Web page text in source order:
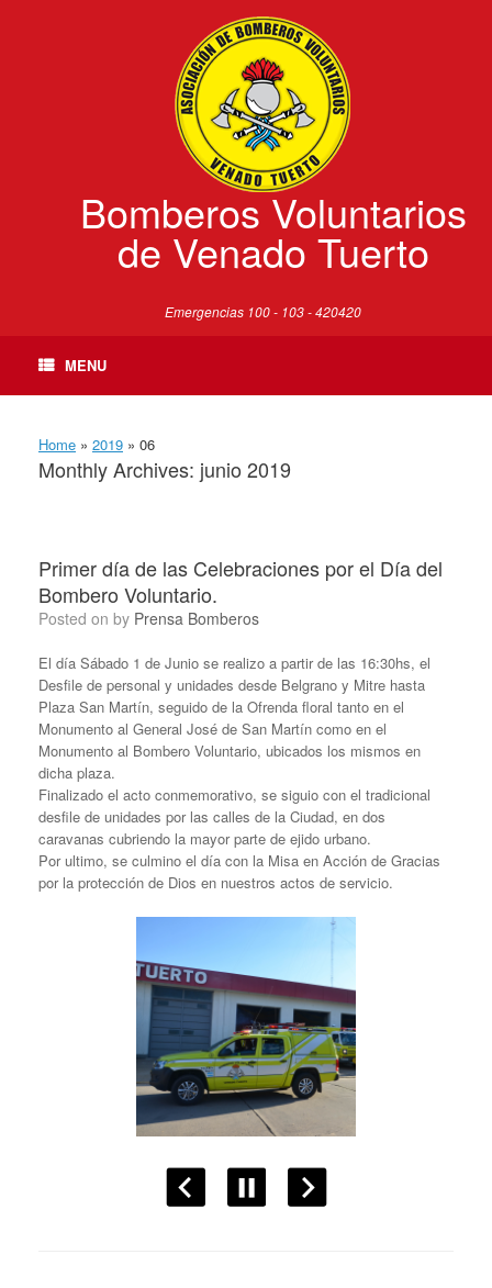
Bomberos Voluntarios
de Venado Tuerto
Emergencias 100 - 103 - 420420
MENU
Home » 2019 » 06
Monthly Archives: junio 2019
Primer día de las Celebraciones por el Día del
Bombero Voluntario.
Posted on by Prensa Bomberos
El día Sábado 1 de Junio se realizo a partir de las 16:30hs, el
Desfile de personal y unidades desde Belgrano y Mitre hasta
Plaza San Martín, seguido de la Ofrenda floral tanto en el
Monumento al General José de San Martín como en el
Monumento al Bombero Voluntario, ubicados los mismos en
dicha plaza.
Finalizado el acto conmemorativo, se siguio con el tradicional
desfile de unidades por las calles de la Ciudad, en dos
caravanas cubriendo la mayor parte de ejido urbano.
Por ultimo, se culmino el día con la Misa en Acción de Gracias
por la protección de Dios en nuestros actos de servicio.